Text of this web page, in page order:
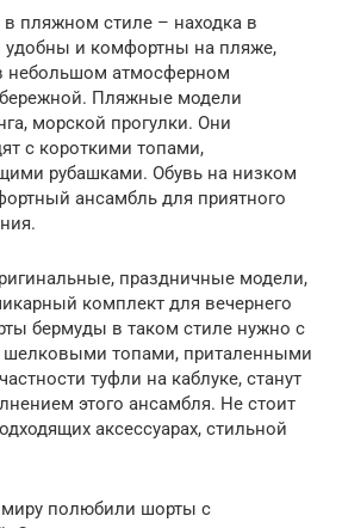
пляжном стиле – находка в
удобны и комфортны на пляже,
небольшом атмосферном
Пляжные модели
морской прогулки. Они
с короткими топами,
рубашками. Обувь на низком
ансамбль для приятного
праздничные модели,
комплект для вечернего
бермуды в таком стиле нужно с
шелковыми топами, приталенными
туфли на каблуке, станут
этого ансамбля. Не стоит
аксессуарах, стильной
полюбили шорты с